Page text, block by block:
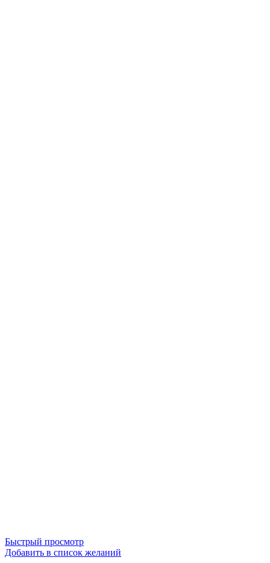
Быстрый просмотр
Добавить в список желаний